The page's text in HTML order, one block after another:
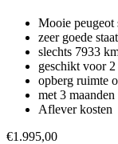
Mooie peugeot
zeer goede staat
slechts 7933
geschikt voor 2
opberg ruimte
met 3 maanden
Aflever kosten
€1.995,00